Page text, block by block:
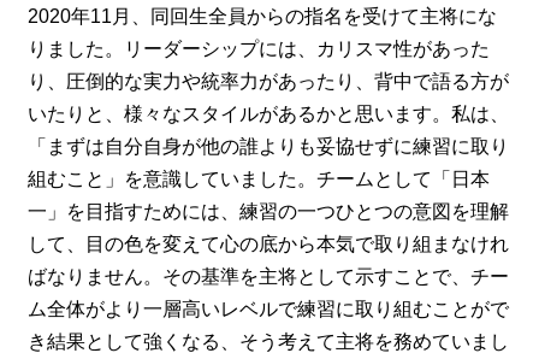
2020年11月、同回生全員からの指名を受けて主将にな
りました。リーダーシップには、カリスマ性があった
り、圧倒的な実力や統率力があったり、背中で語る方が
いたりと、様々なスタイルがあるかと思います。私は、
「まずは自分自身が他の誰よりも妥協せずに練習に取り
組むこと」を意識していました。チームとして「日本
一」を目指すためには、練習の一つひとつの意図を理解
して、目の色を変えて心の底から本気で取り組まなけれ
ばなりません。その基準を主将として示すことで、チー
ム全体がより一層高いレベルで練習に取り組むことがで
き結果として強くなる、そう考えて主将を務めていまし